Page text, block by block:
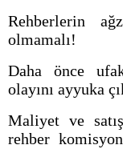
Rehberlerin
olmamalı!
Daha önce
olayını ayyuka
Maliyet ve
rehber